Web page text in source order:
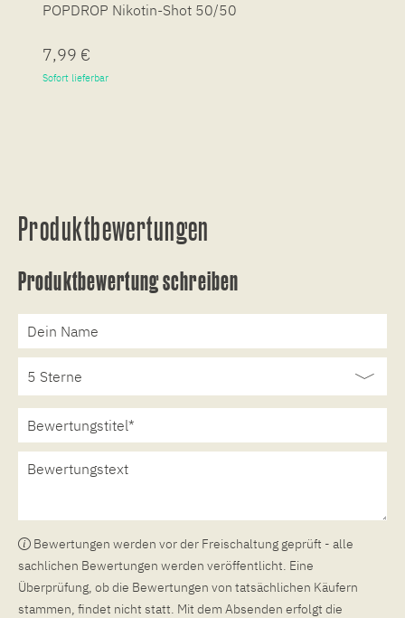
POPDROP Nikotin-Shot 50/50
7,99 €
Sofort lieferbar
Produktbewertungen
Produktbewertung schreiben
Bewertungen werden vor der Freischaltung geprüft - alle
sachlichen Bewertungen werden veröffentlicht. Eine
Überprüfung, ob die Bewertungen von tatsächlichen Käufern
stammen, findet nicht statt. Mit dem Absenden erfolgt die